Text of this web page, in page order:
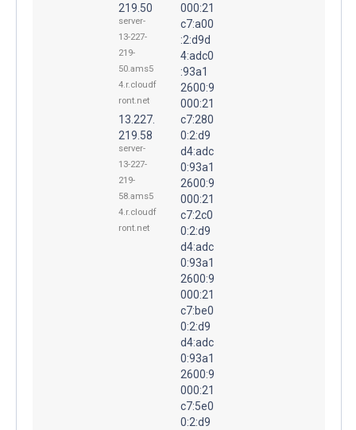
219.50
server-
13-227-
219-
50.ams5
4.r.cloudf
ront.net
13.227.
219.58
server-
13-227-
219-
58.ams5
4.r.cloudf
ront.net
000:21
c7:a00
:2:d9d
4:adc0
:93a1
2600:9
000:21
c7:280
0:2:d9
d4:adc
0:93a1
2600:9
000:21
c7:2c0
0:2:d9
d4:adc
0:93a1
2600:9
000:21
c7:be0
0:2:d9
d4:adc
0:93a1
2600:9
000:21
c7:5e0
0:2:d9